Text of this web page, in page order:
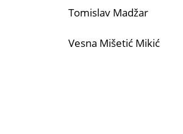
Tomislav Madžar
Vesna Mišetić Mikić